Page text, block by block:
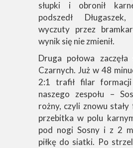
słupki i obronił
podszedł
wyczuty przez
wynik się nie zmienił.
Druga połowa
Czarnych. Już w 48
2:1 trafił filar formacji
naszego zespołu –
rożny, czyli znowu
przebitka w polu
pod nogi Sosny i z 2
piłkę do siatki. Po